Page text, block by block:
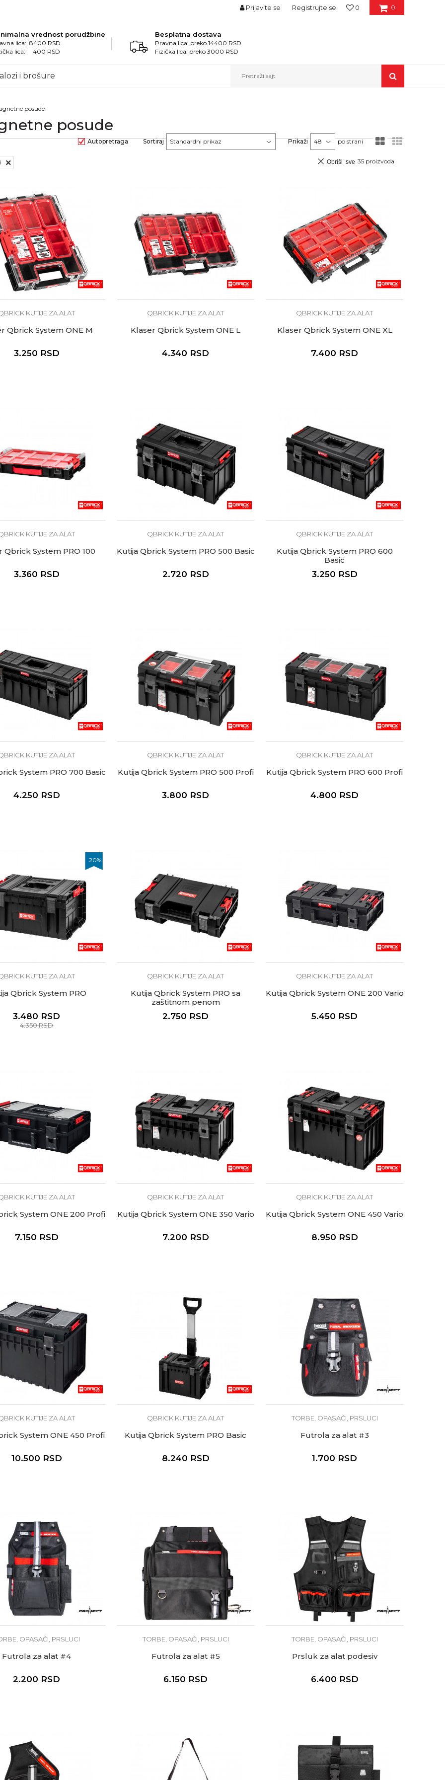
0
0
Prijavite se Registrujte se
vrednost porudžbine
lica: 8400 RSD
lica: 400 RSD
Besplatna dostava
Pravna lica: preko 14400 RSD
Fizička lica: preko 3000 RSD
i brošure Pretraži sajt
posude
posude
Autopretraga Sortiraj Prikaži po strani
35 proizvoda
Obriši sve
KUTIJE ZA ALAT
Qbrick System ONE M
3.250 RSD
QBRICK KUTIJE ZA ALAT
Klaser Qbrick System ONE L
4.340 RSD
QBRICK KUTIJE ZA ALAT
Klaser Qbrick System ONE XL
7.400 RSD
KUTIJE ZA ALAT
Qbrick System PRO 100
3.360 RSD
QBRICK KUTIJE ZA ALAT
Kutija Qbrick System PRO 500 Basic
2.720 RSD
QBRICK KUTIJE ZA ALAT
Kutija Qbrick System PRO 600
Basic
3.250 RSD
KUTIJE ZA ALAT
System PRO 700 Basic
4.250 RSD
QBRICK KUTIJE ZA ALAT
Kutija Qbrick System PRO 500 Profi
3.800 RSD
QBRICK KUTIJE ZA ALAT
Kutija Qbrick System PRO 600 Profi
4.800 RSD
20%
KUTIJE ZA ALAT
Qbrick System PRO
3.480 RSD
4.350RSD
QBRICK KUTIJE ZA ALAT
Kutija Qbrick System PRO sa
zaštitnom penom
2.750 RSD
QBRICK KUTIJE ZA ALAT
Kutija Qbrick System ONE 200 Vario
5.450 RSD
KUTIJE ZA ALAT
System ONE 200 Profi
7.150 RSD
QBRICK KUTIJE ZA ALAT
Kutija Qbrick System ONE 350 Vario
7.200 RSD
QBRICK KUTIJE ZA ALAT
Kutija Qbrick System ONE 450 Vario
8.950 RSD
KUTIJE ZA ALAT
System ONE 450 Profi
10.500 RSD
QBRICK KUTIJE ZA ALAT
Kutija Qbrick System PRO Basic
8.240 RSD
TORBE, OPASAČI, PRSLUCI
Futrola za alat #3
1.700 RSD
OPASAČI, PRSLUCI
Futrola za alat #4
2.200 RSD
TORBE, OPASAČI, PRSLUCI
Futrola za alat #5
6.150 RSD
TORBE, OPASAČI, PRSLUCI
Prsluk za alat podesiv
6.400 RSD